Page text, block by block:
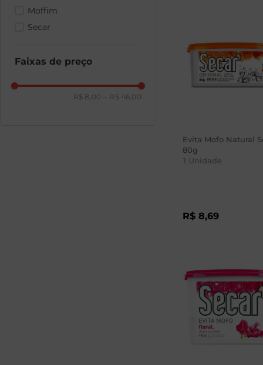
Moffim
Secar
Faixas de preço
R$ 8,00 R$ 46,00
Evita Mofo Natural
80g
1 Unidade
R$ 8,69